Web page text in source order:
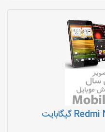
شیائومی Redmi Note 13 ۲۵۶ گیگابایت